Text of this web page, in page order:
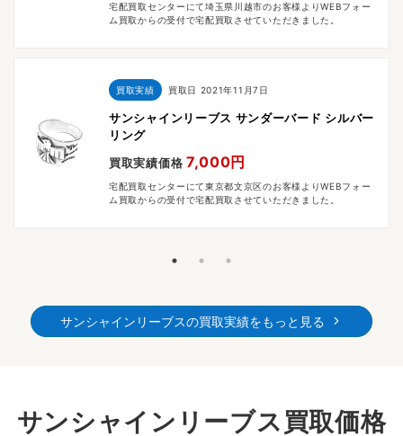
宅配買取センターにて埼玉県川越市のお客様よりWEBフォー
ム買取からの受付で宅配買取させていただきました。
買取実績 買取日 2021年11月7日
サンシャインリーブス サンダーバード シルバー
リング
買取実績価格 7,000円
宅配買取センターにて東京都文京区のお客様よりWEBフォー
ム買取からの受付で宅配買取させていただきました。
サンシャインリーブスの買取実績をもっと見る
サンシャインリーブス買取価格